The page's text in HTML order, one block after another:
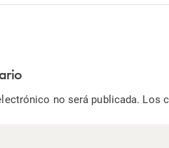
no será publicada. Los